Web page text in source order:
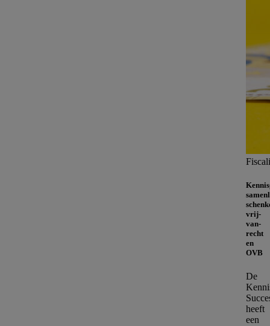
vrij-
van-
recht
en
OVB
De
heeft
een